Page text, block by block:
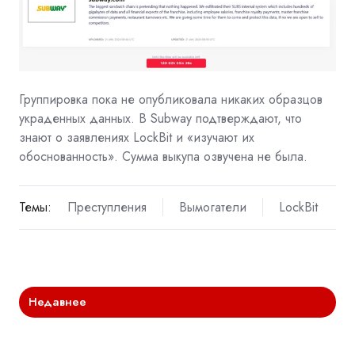
Группировка пока не опубликовала никаких образцов
украденных данных. В Subway подтверждают, что
знают о заявлениях LockBit и «изучают их
обоснованность». Сумма выкупа озвучена не была.
Темы: Преступления Вымогатели LockBit
Недавнее